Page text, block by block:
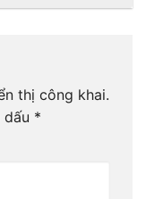
thị công khai.
*